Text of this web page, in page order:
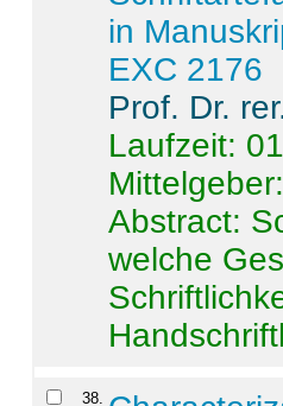
in
EXC 2176
Prof. Dr.
Laufzeit:
Abstract:
welche
38.